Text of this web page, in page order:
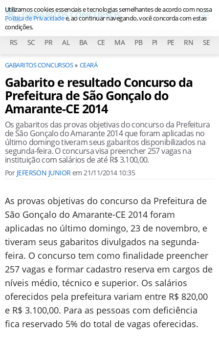
RS SC PR AL BA CE MA PB PI PE RN SE
GABARITOS CONCURSOS CEARÁ
Gabarito e resultado Concurso da
Prefeitura de São Gonçalo do
Amarante-CE 2014
Os gabaritos das provas objetivas do concurso da Prefeitura
de São Gonçalo do Amarante 2014 que foram aplicadas no
último domingo tiveram seus gabaritos disponibilizados na
segunda-feira. O concursa visa preencher 257 vagas na
instituição com salários de até R$ 3.100,00.
Por JEFERSON JUNIORem21/11/2014 10:35
As provas objetivas do concurso da Prefeitura de
São Gonçalo do Amarante-CE 2014 foram
aplicadas no último domingo, 23 de novembro, e
tiveram seus gabaritos divulgados na segunda-
feira. O concurso tem como finalidade preencher
257 vagas e formar cadastro reserva em cargos de
níveis médio, técnico e superior. Os salários
oferecidos pela prefeitura variam entre R$ 820,00
e R$ 3.100,00. Para as pessoas com deficiência
fica reservado 5% do total de vagas oferecidas.
Utilizamos cookies essenciais e tecnologias semelhantes de acordo com nossa
Política de Privacidadee, ao continuar navegando, você concorda com estas
condições.